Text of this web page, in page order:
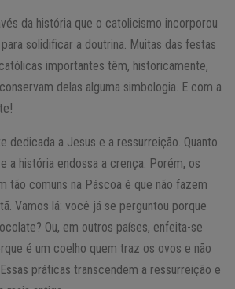
da história que o catolicismo incorporou
solidificar a doutrina. Muitas das festas
importantes têm, historicamente,
delas alguma simbologia. E com a
dedicada a Jesus e a ressurreição. Quanto
a história endossa a crença. Porém, os
tão comuns na Páscoa é que não fazem
Vamos lá: você já se perguntou porque
Ou, em outros países, enfeita-se
é um coelho quem traz os ovos e não
práticas transcendem a ressurreição e